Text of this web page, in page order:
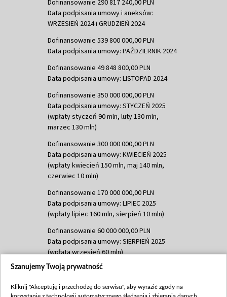
Dofinansowanie 290 817 240,00 PLN
Data podpisania umowy i aneksów:
WRZESIEŃ 2024 i GRUDZIEŃ 2024
Dofinansowanie 539 800 000,00 PLN
Data podpisania umowy: PAŹDZIERNIK 2024
Dofinansowanie 49 848 800,00 PLN
Data podpisania umowy: LISTOPAD 2024
Dofinansowanie 350 000 000,00 PLN
Data podpisania umowy: STYCZEŃ 2025
(wpłaty styczeń 90 mln, luty 130 mln,
marzec 130 mln)
Dofinansowanie 300 000 000,00 PLN
Data podpisania umowy: KWIECIEŃ 2025
(wpłaty kwiecień 150 mln, maj 140 mln,
czerwiec 10 mln)
Dofinansowanie 170 000 000,00 PLN
Data podpisania umowy: LIPIEC 2025
(wpłaty lipiec 160 mln, sierpień 10 mln)
Dofinansowanie 60 000 000,00 PLN
Data podpisania umowy: SIERPIEŃ 2025
(wpłata wrzesień 60 mln)
Dofinansowanie 635 783 051,21 PLN
(wpłata wrzesień 100 mln, październik 350
Szanujemy Twoją prywatność
Kliknij "Akceptuję i przechodzę do serwisu", aby wyrazić zgody na